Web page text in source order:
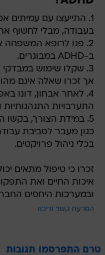
בעבודה, מבלי לחשוף
2. פנו לרופא המשפחה
ב-ADHD במבוגרים.
3. שקלו שימוש במבדקי
אך זכרו שאלה אינם
4. לאחר אבחון, דונו
התערבויות התנהגותיות
5. במידת הצורך,
כגון מעבר לסביבת
בכלי ניהול פרויקטים.
זכרו כי טיפול מתאים
ובמערכות היחסים
הפרעת קשב וריכוז